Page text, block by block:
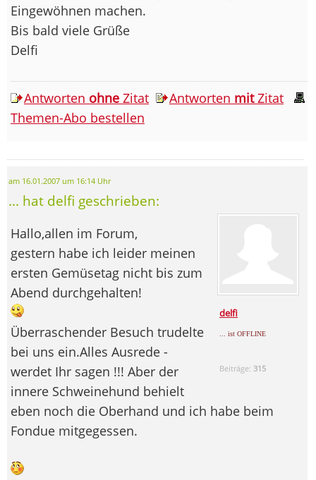
Eingewöhnen machen.
Bis bald viele Grüße
Delfi
Antworten ohne Zitat Antworten mitZitat
Themen-Abo bestellen
am 16.01.2007 um 16:14 Uhr
... hat delfi geschrieben:
delfi
... ist OFFLINE
Beiträge: 315
Hallo,allen im Forum,
gestern habe ich leider meinen
ersten Gemüsetag nicht bis zum
Abend durchgehalten!
Überraschender Besuch trudelte
bei uns ein.Alles Ausrede -
werdet Ihr sagen !!! Aber der
innere Schweinehund behielt
eben noch die Oberhand und ich habe beim
Fondue mitgegessen.